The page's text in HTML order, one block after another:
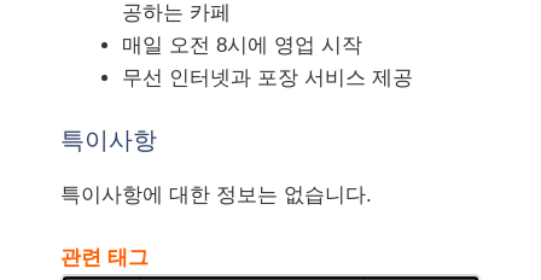
공하는 카페
매일 오전 8시에 영업 시작
무선 인터넷과 포장 서비스 제공
특이사항
특이사항에 대한 정보는 없습니다.
관련 태그